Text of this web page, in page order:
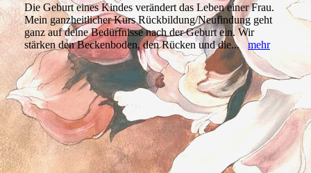
Die Geburt eines Kindes verändert das Leben einer Frau.
Mein ganzheitlicher Kurs Rückbildung/Neufindung geht
ganz auf deine Bedürfnisse nach der Geburt ein. Wir
stärken den Beckenboden, den Rücken und die...mehr